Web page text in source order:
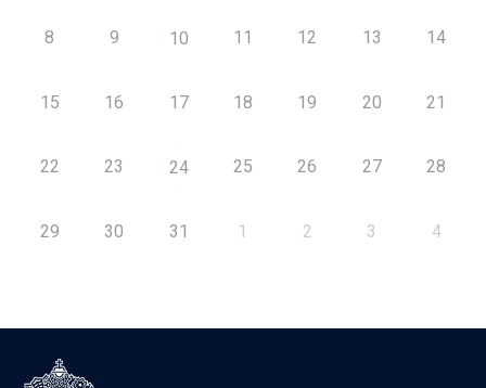
8 9 10 11 12 13 14
15 16 17 18 19 20 21
22 23 24 25 26 27 28
29 30 31 1 2 3 4